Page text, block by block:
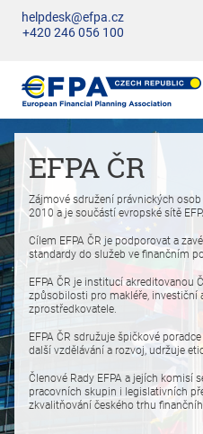
helpdesk@efpa.cz
+420 246 056 100
EFPA ČR
Zájmové sdružení právnických
2010 a je součástí evropské sítě
Cílem EFPA ČR je podporovat a
standardy do služeb ve finančním
EFPA ČR je institucí akreditovanou
způsobilosti pro makléře, investiční
zprostředkovatele.
EFPA ČR sdružuje špičkové
další vzdělávání a rozvoj, udržuje
Členové Rady EFPA a jejích komisí
pracovních skupin i legislativních
zkvalitňování českého trhu